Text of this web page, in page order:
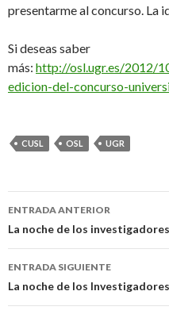
presentarme al concurso. La
Si deseas saber
más: http://osl.ugr.es/2012/
edicion-del-concurso-
CUSL OSL UGR
Navegación
de
entradas
ENTRADA ANTERIOR
La noche de los
ENTRADA SIGUIENTE
La noche de los